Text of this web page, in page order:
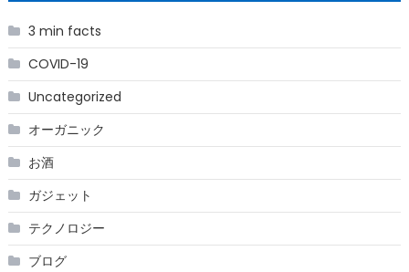
3 min facts
COVID-19
Uncategorized
オーガニック
お酒
ガジェット
テクノロジー
ブログ